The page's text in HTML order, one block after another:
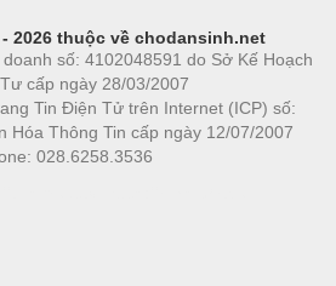
2026 thuộc về chodansinh.net
số: 4102048591 do Sở Kế Hoạch
cấp ngày 28/03/2007
Tin Điện Tử trên Internet (ICP) số:
Hóa Thông Tin cấp ngày 12/07/2007
028.6258.3536